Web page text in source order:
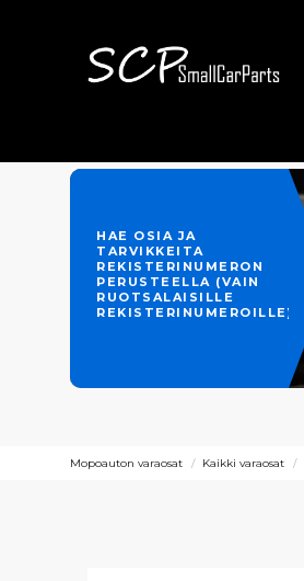
HAE OSIA JA
TARVIKKEITA
REKISTERINUMERON
PERUSTEELLA (VAIN
RUOTSALAISILLE
REKISTERINUMEROILLE)
Mopoauton varaosat Kaikki varaosat